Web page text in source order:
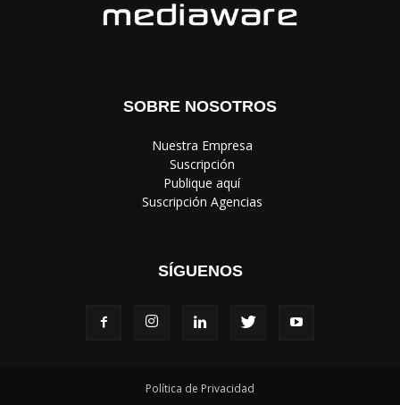
SOBRE NOSOTROS
‎ Nuestra Empresa
‎ Suscripción
‎ Publique aquí
‎ Suscripción Agencias
SÍGUENOS
Política de Privacidad